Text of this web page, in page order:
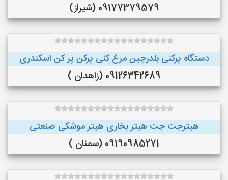
09177379579 (شیراز)
دستگاه پرکنی بلدرچین مرغ کنی پرکن پر کن اسکندری
09126342689 (زاهدان )
هیترجت جت هیتر بخاری هیتر موشکی صنعتی
09190985271 (سمنان )